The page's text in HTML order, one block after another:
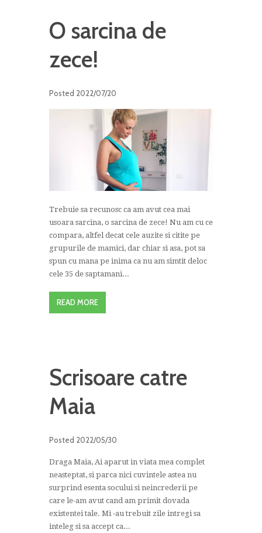
O sarcina de
zece!
Posted 2022/07/20
Trebuie sa recunosc ca am avut cea mai
usoara sarcina, o sarcina de zece! Nu am cu ce
compara, altfel decat cele auzite si citite pe
grupurile de mamici, dar chiar si asa, pot sa
spun cu mana pe inima ca nu am simtit deloc
cele 35 de saptamani...
READ MORE
Scrisoare catre
Maia
Posted 2022/05/30
Draga Maia, Ai aparut in viata mea complet
neasteptat, si parca nici cuvintele astea nu
surprind esenta socului si neincrederii pe
care le-am avut cand am primit dovada
existentei tale. Mi -au trebuit zile intregi sa
inteleg si sa accept ca...